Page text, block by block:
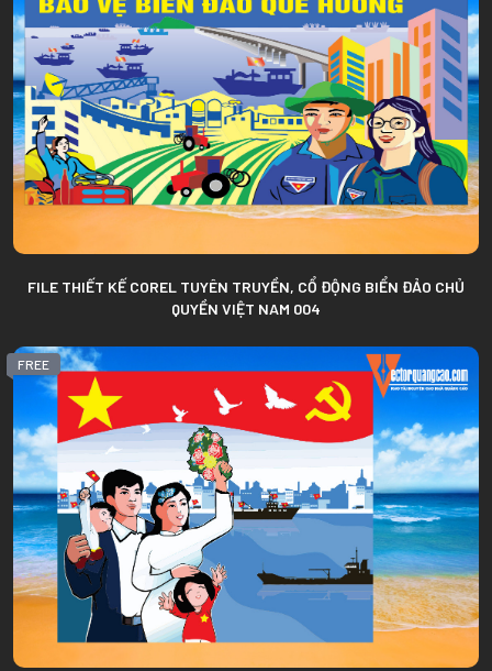
FILE THIẾT KẾ COREL TUYÊN TRUYỀN, CỔ ĐỘNG BIỂN ĐẢO CHỦ
QUYỀN VIỆT NAM 004
FREE